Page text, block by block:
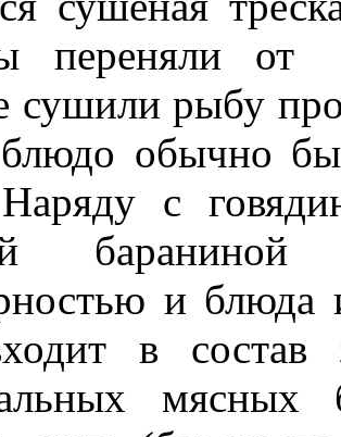
переняли от
сушили рыбу
блюдо обычно
с
и
в состав